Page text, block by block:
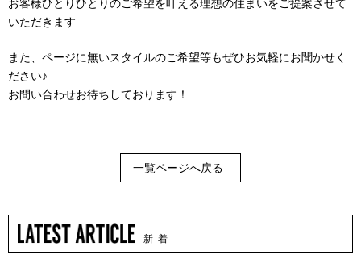
お客様ひとりひとりのご希望を叶える理想の住まいをご提案させて
いただきます
また、ページに無いスタイルのご希望等もぜひお気軽にお聞かせく
ださい♪
お問い合わせお待ちしております！
一覧ページへ戻る
新 着